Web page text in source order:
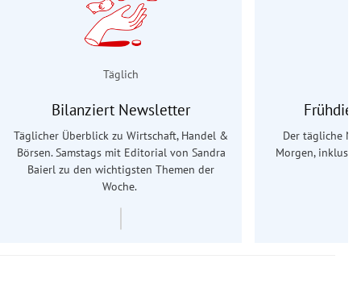
Täglich
Bilanziert Newsletter
Täglicher Überblick zu Wirtschaft, Handel &
Börsen. Samstags mit Editorial von Sandra
Baierl zu den wichtigsten Themen der
Woche.
Der tägliche
Morgen,